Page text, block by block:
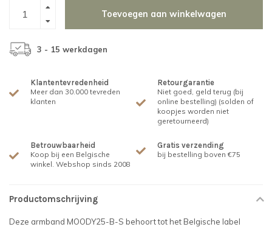
Toevoegen aan winkelwagen
3 - 15 werkdagen
Klantentevredenheid
Meer dan 30.000 tevreden
klanten
Retourgarantie
Niet goed, geld terug (bij
online bestelling) (solden of
koopjes worden niet
geretourneerd)
Betrouwbaarheid
Koop bij een Belgische
winkel. Webshop sinds 2008
Gratis verzending
bij bestelling boven €75
Productomschrijving
Deze armband MOODY25-B-S behoort tot het Belgische label